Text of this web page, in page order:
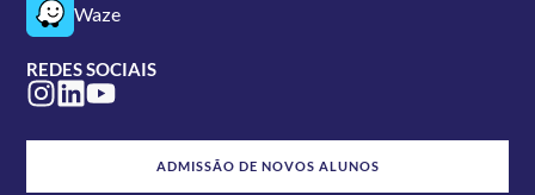
Waze
REDES SOCIAIS
ADMISSÃO DE NOVOS ALUNOS